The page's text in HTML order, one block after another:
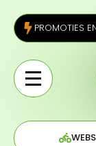
PROMOTIES